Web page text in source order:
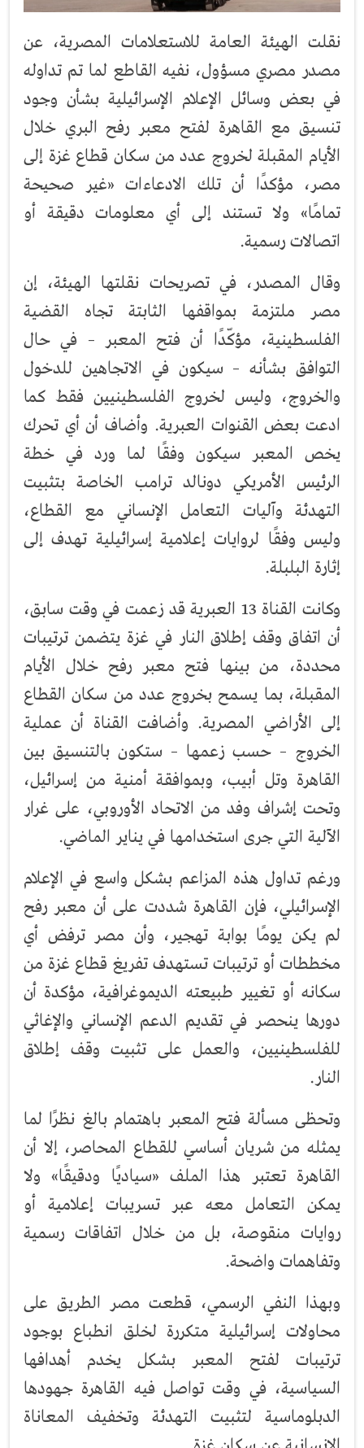
نقلت الهيئة العامة للاستعلامات المصرية، عن
مصدر مصري مسؤول، نفيه القاطع لما تم تداوله
في بعض وسائل الإعلام الإسرائيلية بشأن وجود
تنسيق مع القاهرة لفتح معبر رفح البري خلال
الأيام المقبلة لخروج عدد من سكان قطاع غزة إلى
مصر، مؤكدًا أن تلك الادعاءات «غير صحيحة
تمامًا» ولا تستند إلى أي معلومات دقيقة أو
اتصالات رسمية.
وقال المصدر، في تصريحات نقلتها الهيئة، إن
مصر ملتزمة بمواقفها الثابتة تجاه القضية
الفلسطينية، مؤكّدًا أن فتح المعبر – في حال
التوافق بشأنه – سيكون في الاتجاهين للدخول
والخروج، وليس لخروج الفلسطينيين فقط كما
ادعت بعض القنوات العبرية. وأضاف أن أي تحرك
يخص المعبر سيكون وفقًا لما ورد في خطة
الرئيس الأمريكي دونالد ترامب الخاصة بتثبيت
التهدئة وآليات التعامل الإنساني مع القطاع،
وليس وفقًا لروايات إعلامية إسرائيلية تهدف إلى
إثارة البلبلة.
وكانت القناة 13 العبرية قد زعمت في وقت سابق،
أن اتفاق وقف إطلاق النار في غزة يتضمن ترتيبات
محددة، من بينها فتح معبر رفح خلال الأيام
المقبلة، بما يسمح بخروج عدد من سكان القطاع
إلى الأراضي المصرية. وأضافت القناة أن عملية
الخروج – حسب زعمها – ستكون بالتنسيق بين
القاهرة وتل أبيب، وبموافقة أمنية من إسرائيل،
وتحت إشراف وفد من الاتحاد الأوروبي، على غرار
الآلية التي جرى استخدامها في يناير الماضي.
ورغم تداول هذه المزاعم بشكل واسع في الإعلام
الإسرائيلي، فإن القاهرة شددت على أن معبر رفح
لم يكن يومًا بوابة تهجير، وأن مصر ترفض أي
مخططات أو ترتيبات تستهدف تفريغ قطاع غزة من
سكانه أو تغيير طبيعته الديموغرافية، مؤكدة أن
دورها ينحصر في تقديم الدعم الإنساني والإغاثي
للفلسطينيين، والعمل على تثبيت وقف إطلاق
النار.
وتحظى مسألة فتح المعبر باهتمام بالغ نظرًا لما
يمثله من شريان أساسي للقطاع المحاصر، إلا أن
القاهرة تعتبر هذا الملف «سياديًا ودقيقًا» ولا
يمكن التعامل معه عبر تسريبات إعلامية أو
روايات منقوصة، بل من خلال اتفاقات رسمية
وتفاهمات واضحة.
وبهذا النفي الرسمي، قطعت مصر الطريق على
محاولات إسرائيلية متكررة لخلق انطباع بوجود
ترتيبات لفتح المعبر بشكل يخدم أهدافها
السياسية، في وقت تواصل فيه القاهرة جهودها
الدبلوماسية لتثبيت التهدئة وتخفيف المعاناة